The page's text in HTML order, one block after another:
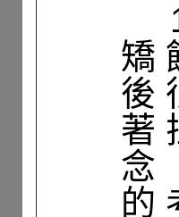
1
矯
後
著
念
的